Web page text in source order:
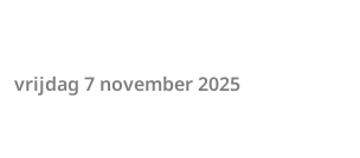
vrijdag 7 november 2025